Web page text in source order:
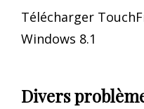
Télécharger
Windows 8.1
Divers